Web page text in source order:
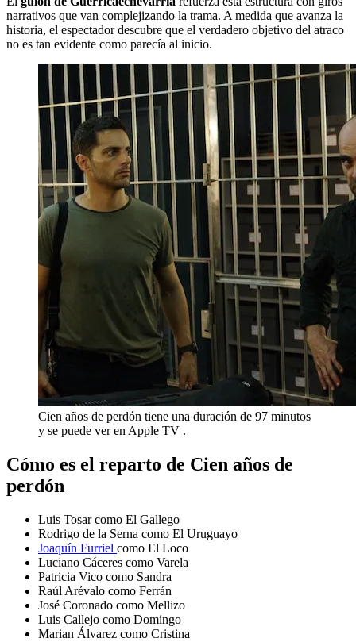
narrativos que van complejizando la trama. A medida que avanza la
historia, el espectador descubre que el verdadero objetivo del atraco
no es tan evidente como parecía al inicio.
Cien años de perdón tiene una duración de 97 minutos
y se puede ver en Apple TV .
Cómo es el reparto de Cien años de
perdón
Luis Tosar como El Gallego
Rodrigo de la Serna como El Uruguayo
Joaquín Furriel como El Loco
Luciano Cáceres como Varela
Patricia Vico como Sandra
Raúl Arévalo como Ferrán
José Coronado como Mellizo
Luis Callejo como Domingo
Marian Álvarez como Cristina